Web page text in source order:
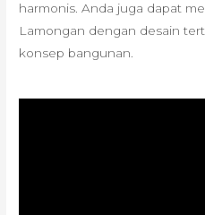
harmonis. Anda juga dapat
Lamongan dengan desain
konsep bangunan.